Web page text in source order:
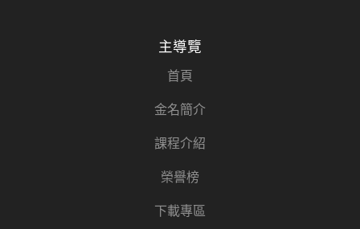
主導覽
首頁
金名簡介
課程介紹
榮譽榜
下載專區